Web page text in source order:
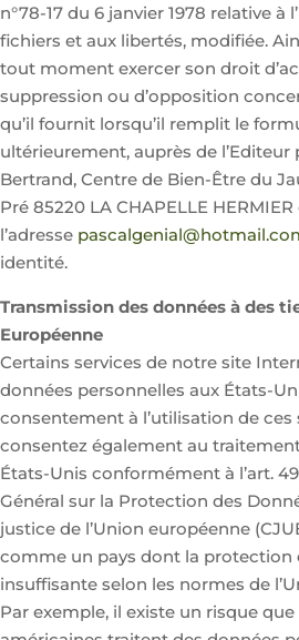
n°78-17 du 6 janvier 1978 relative à
fichiers et aux libertés, modifiée.
tout moment exercer son droit
suppression ou d’opposition
qu’il fournit lorsqu’il remplit le
ultérieurement, auprès de l’Editeur
Bertrand, Centre de Bien-Être du
Pré 85220 LA CHAPELLE HERMIER
l’adresse
identité.
Transmission des données à des
Européenne
Certains services de notre site
données personnelles aux États-
consentement à l’utilisation de ces
consentez également au
États-Unis conformément à l’art.
Général sur la Protection des
justice de l’Union européenne
comme un pays dont la protection
insuffisante selon les normes de
Par exemple, il existe un risque